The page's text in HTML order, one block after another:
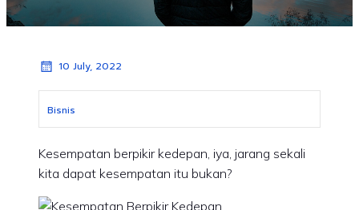
10 July, 2022
Bisnis
Kesempatan berpikir kedepan, iya, jarang sekali
kita dapat kesempatan itu bukan?